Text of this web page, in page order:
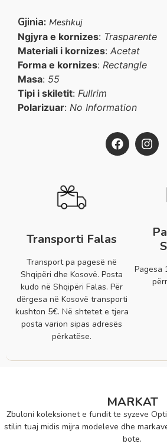
Gjinia: Meshkuj
Ngjyra e kornizes: Trasparente
Materiali i kornizes: Acetat
Forma e kornizes: Rectangle
Masa: 55
Tipi i skiletit: Fullrim
Polarizuar: No Information
Transporti Falas
Transport pa pagesë në
Shqipëri dhe Kosovë. Posta
kudo në Shqipëri Falas. Për
dërgesa në Kosovë transporti
kushton 5€. Në shtetet e tjera
posta varion sipas adresës
përkatëse.
Pagesa
MARKAT
Zbuloni koleksionet e fundit te syzeve
stilin tuaj midis mijra modeleve dhe
bote.